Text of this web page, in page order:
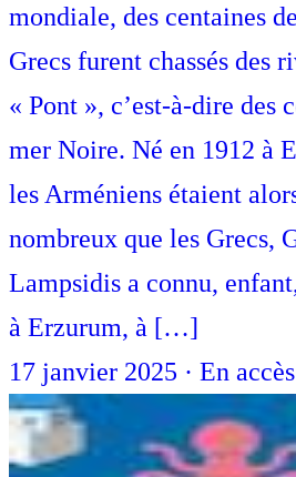
mondiale, des centaines
Grecs furent chassés des
« Pont », c’est-à-dire des
mer Noire. Né en 1912 à
les Arméniens étaient
nombreux que les Grecs,
Lampsidis a connu,
à Erzurum, à […]
17 janvier 2025 · En